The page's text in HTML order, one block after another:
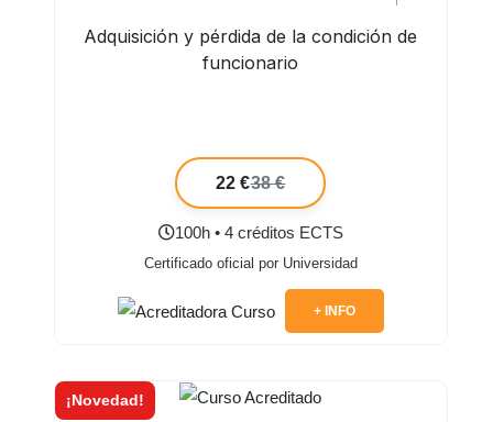
Adquisición y pérdida de la condición de
funcionario
22 €38 €
100h • 4 créditos ECTS
Certificado oficial por Universidad
+ INFO
¡Novedad!